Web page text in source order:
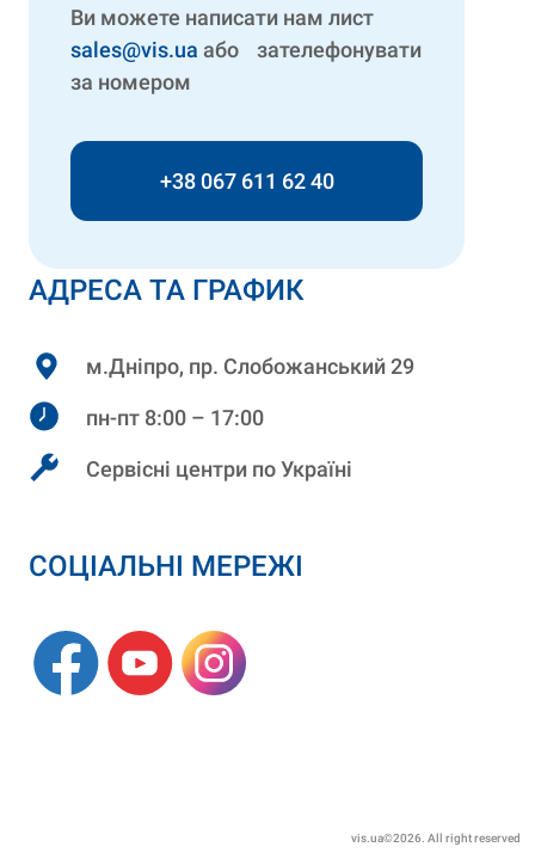
АДРЕСА ТА ГРАФИК
м.Дніпро, пр. Слобожанський 29
пн-пт 8:00 – 17:00
Сервісні центри по Україні
СОЦІАЛЬНІ МЕРЕЖІ
Ви можете написати нам лист
sales@vis.ua або зателефонувати
за номером
+38 067 611 62 40
vis.ua©2026. All right reserved